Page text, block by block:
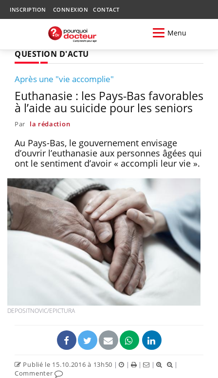
INSCRIPTION CONNEXION CONTACT
Menu
QUESTION D'ACTU
Après une "vie accomplie"
Euthanasie : les Pays-Bas favorables
à l’aide au suicide pour les seniors
Par la rédaction
Au Pays-Bas, le gouvernement envisage
d’ouvrir l’euthanasie aux personnes âgées qui
ont le sentiment d’avoir « accompli leur vie ».
DEPOSITNOVIC/EPICTURA
Publié le 15.10.2016 à 13h50 | | | |
|
Commenter